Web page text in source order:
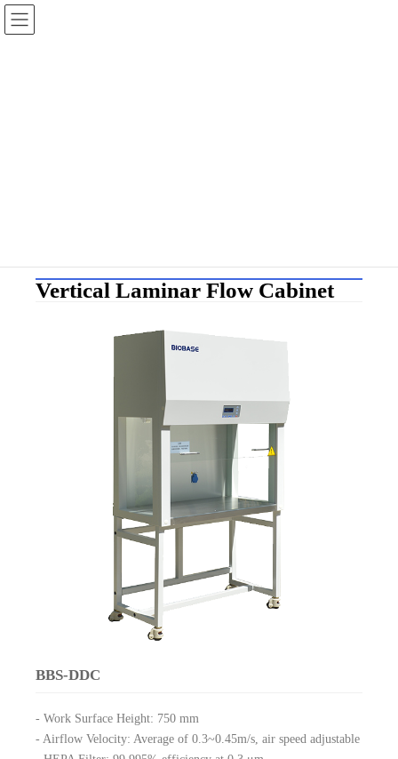
Vertical Laminar Flow Cabinet
BBS-DDC
- Work Surface Height: 750 mm
- Airflow Velocity: Average of 0.3~0.45m/s, air speed adjustable